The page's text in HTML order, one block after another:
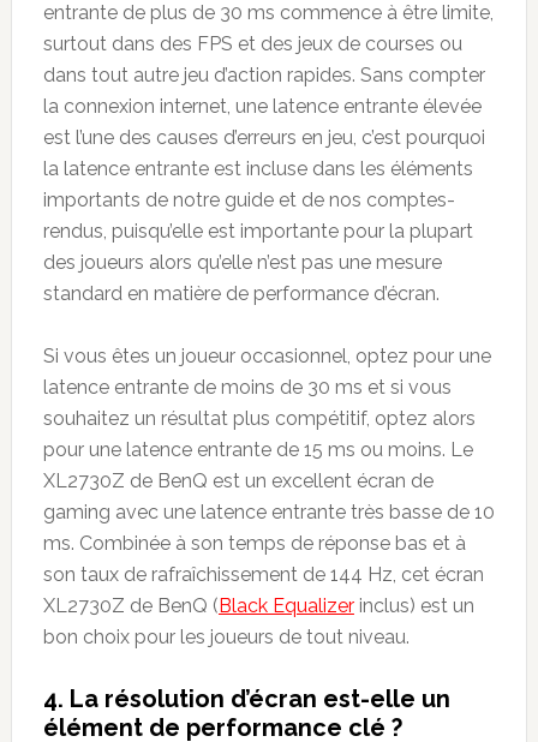
entrante de plus de 30 ms commence à être limite,
surtout dans des FPS et des jeux de courses ou
dans tout autre jeu d’action rapides. Sans compter
la connexion internet, une latence entrante élevée
est l’une des causes d’erreurs en jeu, c’est pourquoi
la latence entrante est incluse dans les éléments
importants de notre guide et de nos comptes-
rendus, puisqu’elle est importante pour la plupart
des joueurs alors qu’elle n’est pas une mesure
standard en matière de performance d’écran.
Si vous êtes un joueur occasionnel, optez pour une
latence entrante de moins de 30 ms et si vous
souhaitez un résultat plus compétitif, optez alors
pour une latence entrante de 15 ms ou moins. Le
XL2730Z de BenQ est un excellent écran de
gaming avec une latence entrante très basse de 10
ms. Combinée à son temps de réponse bas et à
son taux de rafraîchissement de 144 Hz, cet écran
XL2730Z de BenQ (Black Equalizerinclus) est un
bon choix pour les joueurs de tout niveau.
4. La résolution d’écran est-elle un
élément de performance clé ?